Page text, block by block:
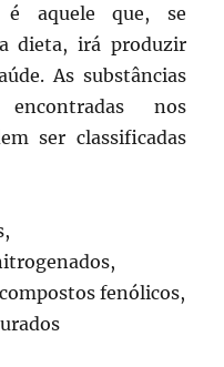
é aquele que, se
dieta, irá produzir
As substâncias
nos
ser classificadas
fenólicos,